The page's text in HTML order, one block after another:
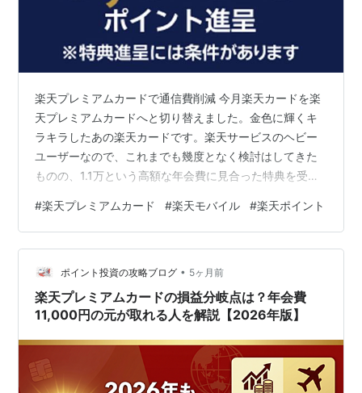
楽天プレミアムカードで通信費削減 今月楽天カードを楽
天プレミアムカードへと切り替えました。金色に輝くキ
ラキラしたあの楽天カードです。楽天サービスのヘビー
ユーザーなので、これまでも幾度となく検討はしてきた
ものの、1.1万という高額な年会費に見合った特典を受け
た。とにかく空港のラウンジを使えるのが玄人的には良
いらしいんですが、そこについては僕は全く無縁ですか
らね。 でもその状況を打破したのはやはり楽天モバイ
ル。楽天プレミアムカードが楽天モバイルにもたらす特
典が毎月5GB分のデータ利用量クーポンを貰えるという
内容なのです。 楽天モバイルの最強プランの価…
#楽天プレミアムカード #楽天モバイル #楽天ポイント
ポイント投資の攻略ブログ • 5ヶ月前
楽天プレミアムカードの損益分岐点は？年会費
11,000円の元が取れる人を解説【2026年版】